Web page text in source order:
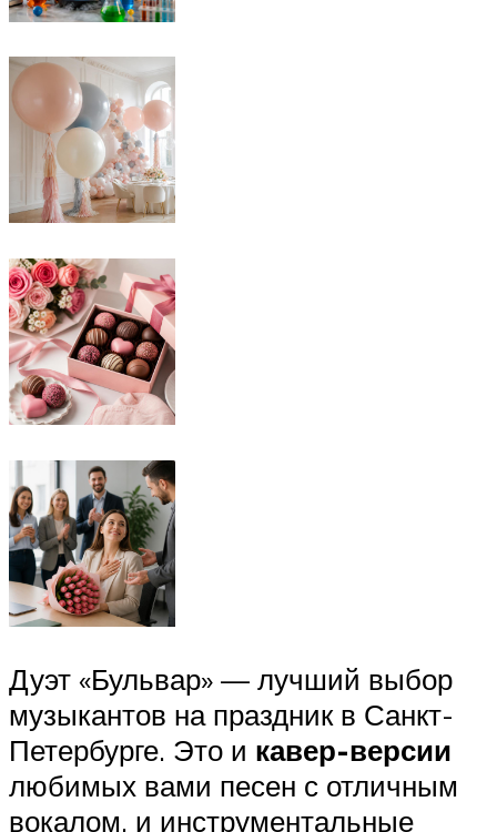
Дуэт «Бульвар» — лучший выбор
музыкантов на праздник в Санкт-
Петербурге. Это и кавер-версии
любимых вами песен с отличным
вокалом, и инструментальные